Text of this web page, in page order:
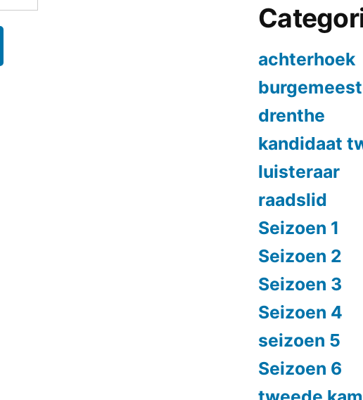
achterhoek
drenthe
kandidaat
luisteraar
raadslid
Seizoen 1
Seizoen 2
Seizoen 3
Seizoen 4
seizoen 5
Seizoen 6